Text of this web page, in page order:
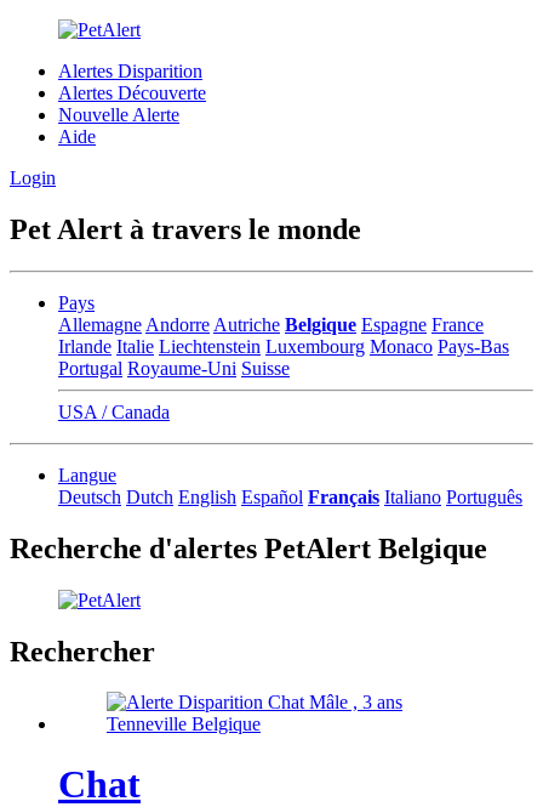
Alertes Disparition
Alertes Découverte
Nouvelle Alerte
Aide
Login
Pet Alert à travers le monde
Pays
Allemagne Andorre Autriche Belgique Espagne France
Irlande Italie Liechtenstein Luxembourg Monaco Pays-Bas
Portugal Royaume-Uni Suisse
USA / Canada
Langue
Deutsch Dutch English Español Français Italiano Português
Recherche d'alertes PetAlert Belgique
Rechercher
Chat